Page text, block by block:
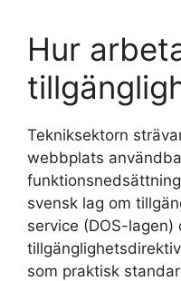
Hur
Tekniksektorn
webbplats
svensk lag om
service (DOS-lagen)
som praktisk